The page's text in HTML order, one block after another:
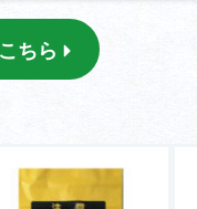
ちら